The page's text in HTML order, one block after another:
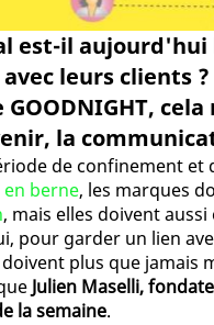
est-il aujourd'hui
leurs clients
GOODNIGHT,
la
de confinement et
berne, les marques
, mais elles doivent
pour garder un lien
plus que jamais
Julien Maselli,
la semaine.